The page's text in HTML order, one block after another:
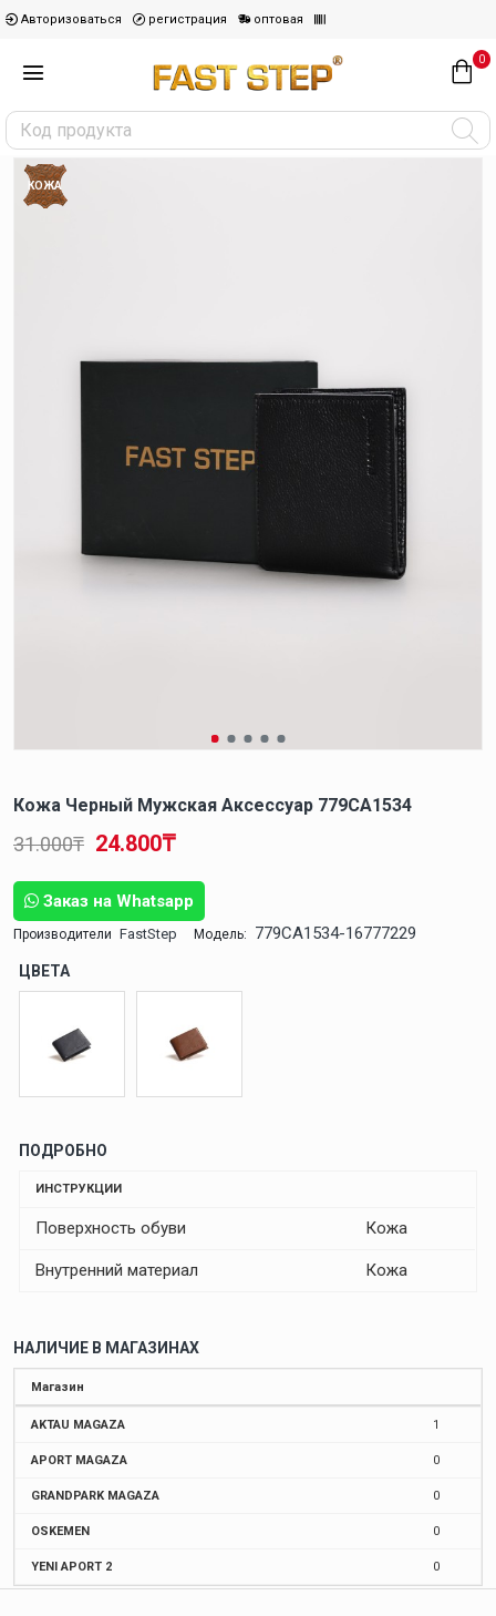
Авторизоваться регистрация оптовая
0
КОЖА
Кожа Черный Мужская Аксессуар 779CA1534
Заказ на Whatsapp
Производители FastStep Модель: 779CA1534-16777229
24.800₸
31.000₸
ЦВЕТА
ПОДРОБНО
ИНСТРУКЦИИ
Поверхность обуви Кожа
Внутренний материал Кожа
НАЛИЧИЕ В МАГАЗИНАХ
Магазин
AKTAU MAGAZA 1
APORT MAGAZA 0
GRANDPARK MAGAZA 0
OSKEMEN 0
YENI APORT 2 0